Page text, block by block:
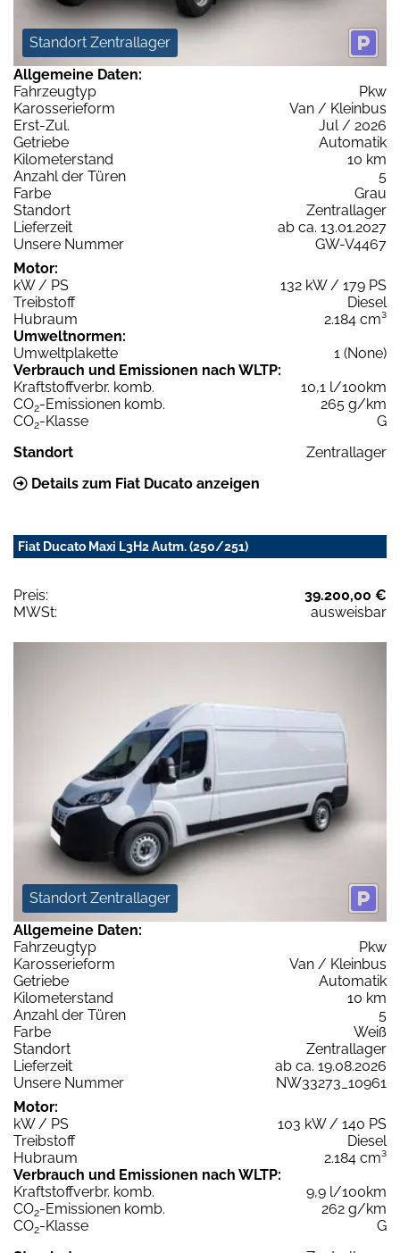
Standort Zentrallager
Allgemeine Daten:
Fahrzeugtyp
Pkw
Karosserieform
Van / Kleinbus
Erst-Zul.
Jul / 2026
Getriebe
Automatik
Kilometerstand
10 km
Anzahl der Türen
5
Farbe
Grau
Standort
Zentrallager
Lieferzeit
ab ca. 13.01.2027
Unsere Nummer
GW-V4467
Motor:
kW / PS
132 kW / 179 PS
Treibstoff
Diesel
Hubraum
2.184 cm³
Umweltnormen:
Umweltplakette
1 (None)
Verbrauch und Emissionen nach WLTP:
Kraftstoffverbr. komb.
10,1 l/100km
CO2-Emissionen komb.
265 g/km
CO2-Klasse
G
Standort
Zentrallager
Details zum Fiat Ducato anzeigen
Fiat Ducato Maxi L3H2 Autm. (250/251)
Preis:
39.200,00 €
MWSt:
ausweisbar
Standort Zentrallager
Allgemeine Daten:
Fahrzeugtyp
Pkw
Karosserieform
Van / Kleinbus
Getriebe
Automatik
Kilometerstand
10 km
Anzahl der Türen
5
Farbe
Weiß
Standort
Zentrallager
Lieferzeit
ab ca. 19.08.2026
Unsere Nummer
NW33273_10961
Motor:
kW / PS
103 kW / 140 PS
Treibstoff
Diesel
Hubraum
2.184 cm³
Verbrauch und Emissionen nach WLTP:
Kraftstoffverbr. komb.
9,9 l/100km
CO2-Emissionen komb.
262 g/km
CO2-Klasse
G